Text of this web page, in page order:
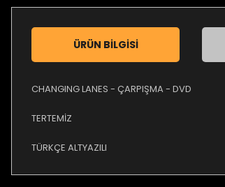
ÜRÜN BILGISI
CHANGING LANES - ÇARPIŞMA - DVD
TERTEMİZ
TÜRKÇE ALTYAZILI